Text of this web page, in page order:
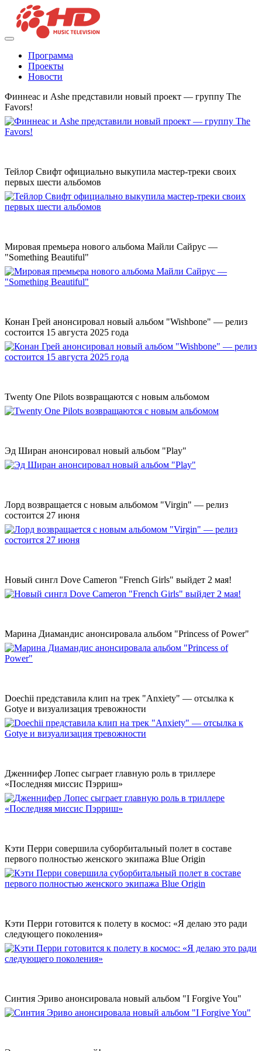
Программа
Проекты
Новости
Финнеас и Ashe представили новый проект — группу The
Favors!
Тейлор Свифт официально выкупила мастер-треки своих
первых шести альбомов
Мировая премьера нового альбома Майли Сайрус —
"Something Beautiful"
Конан Грей анонсировал новый альбом "Wishbone" — релиз
состоится 15 августа 2025 года
Twenty One Pilots возвращаются с новым альбомом
Эд Ширан анонсировал новый альбом "Play"
Лорд возвращается с новым альбомом "Virgin" — релиз
состоится 27 июня
Новый сингл Dove Cameron "French Girls" выйдет 2 мая!
Марина Диамандис анонсировала альбом "Princess of Power"
Doechii представила клип на трек "Anxiety" — отсылка к
Gotye и визуализация тревожности
Дженнифер Лопес сыграет главную роль в триллере
«Последняя миссис Пэрриш»
Кэти Перри совершила суборбитальный полет в составе
первого полностью женского экипажа Blue Origin
Кэти Перри готовится к полету в космос: «Я делаю это ради
следующего поколения»
Синтия Эриво анонсировала новый альбом "I Forgive You"